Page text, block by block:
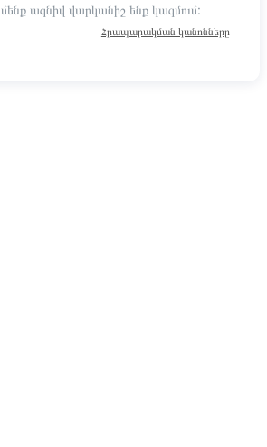
մենք ազնիվ վարկանիշ ենք կազմում:
Հրապարակման կանոնները